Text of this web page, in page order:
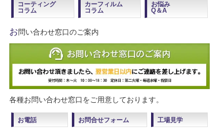
コーティング
コラム
カーフィルム
コラム
お悩み
Q＆A
お問い合わせ窓口のご案内
各種お問い合わせ窓口をご用意しております。
お電話 お問合せフォーム 工場見学